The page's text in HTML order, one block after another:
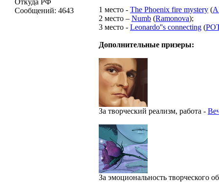
Откуда РФ
Сообщений: 4643 1 место - The Phoenix fire mystery (
2 место – Numb (Ramonova);
3 место - Leonardo''s connecting (
Дополнительные призеры:
За творческий реализм, работа -
За эмоциональность творческого